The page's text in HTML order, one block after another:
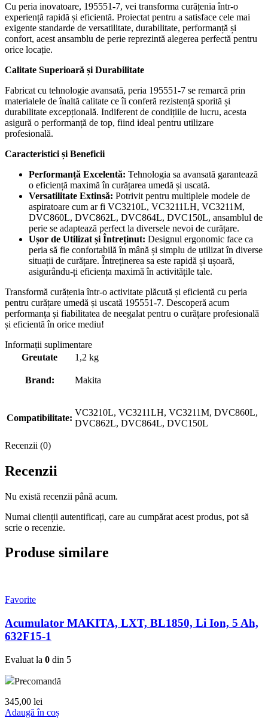
Cu peria inovatoare, 195551-7, vei transforma curățenia într-o
experiență rapidă și eficientă. Proiectat pentru a satisface cele mai
exigente standarde de versatilitate, durabilitate, performanță și
confort, acest ansamblu de perie reprezintă alegerea perfectă pentru
orice locație.
Calitate Superioară și Durabilitate
Fabricat cu tehnologie avansată, peria 195551-7 se remarcă prin
materialele de înaltă calitate ce îi conferă rezistență sporită și
durabilitate excepțională. Indiferent de condițiile de lucru, acesta
asigură o performanță de top, fiind ideal pentru utilizare
profesională.
Caracteristici și Beneficii
Performanță Excelentă: Tehnologia sa avansată garantează
o eficiență maximă în curățarea umedă și uscată.
Versatilitate Extinsă: Potrivit pentru multiplele modele de
aspiratoare cum ar fi VC3210L, VC3211LH, VC3211M,
DVC860L, DVC862L, DVC864L, DVC150L, ansamblul de
perie se adaptează perfect la diversele nevoi de curățare.
Ușor de Utilizat și Întreținut: Designul ergonomic face ca
peria să fie confortabilă în mână și simplu de utilizat în diverse
situații de curățare. Întreținerea sa este rapidă și ușoară,
asigurându-ți eficiența maximă în activitățile tale.
Transformă curățenia într-o activitate plăcută și eficientă cu peria
pentru curățare umedă și uscată 195551-7. Descoperă acum
performanța și fiabilitatea de neegalat pentru o curățare profesională
și eficientă în orice mediu!
Informații suplimentare
Greutate
1,2 kg
Brand: Makita
Compatibilitate:
VC3210L, VC3211LH, VC3211M, DVC860L,
DVC862L, DVC864L, DVC150L
Recenzii (0)
Recenzii
Nu există recenzii până acum.
Numai clienții autentificați, care au cumpărat acest produs, pot să
scrie o recenzie.
Produse similare
Favorite
Acumulator MAKITA, LXT, BL1850, Li Ion, 5 Ah,
632F15-1
Evaluat la 0 din 5
Precomandă
345,00 lei
Adaugă în coș